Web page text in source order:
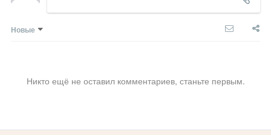
Новые
Никто ещё не оставил комментариев, станьте первым.